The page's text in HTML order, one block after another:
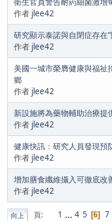
作者 jlee42
研究顯示泰諾與自閉症存在
作者 jlee42
美國一城市榮膺健康與福
鄉
作者 jlee42
新設施將為藥物輔助治療提
作者 jlee42
健康快訊：研究人員發現預
作者 jlee42
增加膳食纖維攝入可徹底改
作者 jlee42
向上 頁 1 ... 4 5 6 7